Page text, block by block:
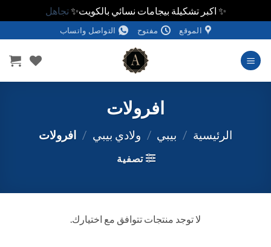
✨ اكبر تشكيلة بيجامات نسائي بالكويت✨تجاهل
للمحتوى
الموقع مفتوح التواصل واتساب
افرولات
الرئيسية / بيبي / ولادي بيبي / افرولات
تصفية
لا توجد منتجات تتوافق مع اختيارك.